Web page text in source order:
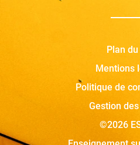
Plan
Mentions
Politique de
Gestion
©2026